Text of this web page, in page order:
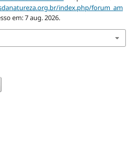
index.php/forum_am
em: 7 aug. 2026.